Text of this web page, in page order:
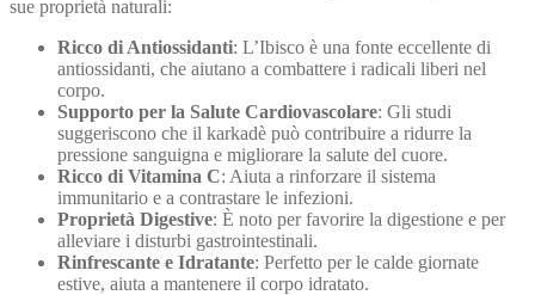
sue proprietà naturali:
Ricco di Antiossidanti: L’Ibisco è una fonte eccellente di
antiossidanti, che aiutano a combattere i radicali liberi nel
corpo.
Supporto per la Salute Cardiovascolare: Gli studi
suggeriscono che il karkadè può contribuire a ridurre la
pressione sanguigna e migliorare la salute del cuore.
Ricco di Vitamina C: Aiuta a rinforzare il sistema
immunitario e a contrastare le infezioni.
Proprietà Digestive: È noto per favorire la digestione e per
alleviare i disturbi gastrointestinali.
Rinfrescante e Idratante: Perfetto per le calde giornate
estive, aiuta a mantenere il corpo idratato.